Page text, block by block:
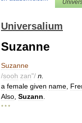
Universalium
Suzanne
Suzanne
/sooh zan"/ n
a female given name
Also Suzann
* * *